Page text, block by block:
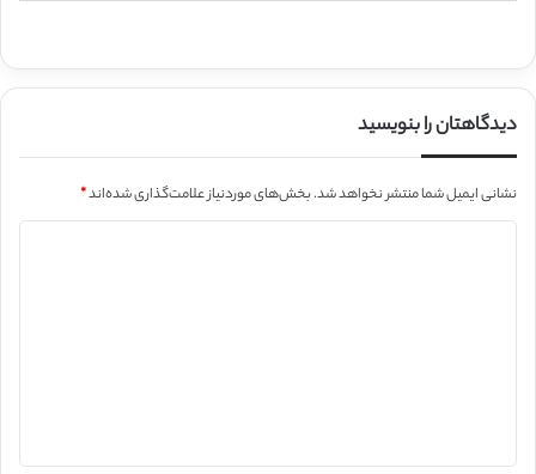
دیدگاهتان را بنویسید
نشانی ایمیل شما منتشر نخواهد شد.بخش‌های موردنیاز علامت‌گذاری شده‌اند*